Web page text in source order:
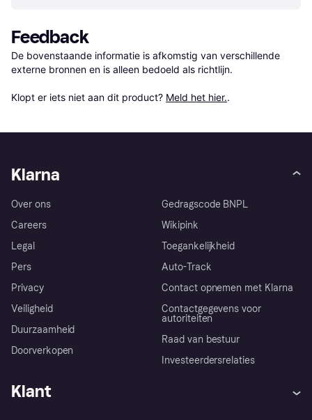
Feedback
De bovenstaande informatie is afkomstig van verschillende
externe bronnen en is alleen bedoeld als richtlijn.
Klopt er iets niet aan dit product? Meld het hier..
Klarna
Over ons
Careers
Legal
Pers
Privacy
Veiligheid
Duurzaamheid
Doorverkopen
Gedragscode BNPL
Wikipink
Toegankelijkheid
Auto-Track
Contact opnemen met Klarna
Contactgegevens voor
autoriteiten
Raad van bestuur
Investeerdersrelaties
Klant